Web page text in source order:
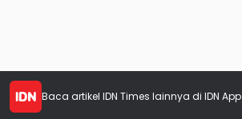
Baca artikel IDN Times lainnya di IDN App